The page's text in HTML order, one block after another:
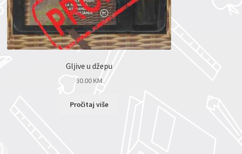
Gljive u džepu
30.00KM
Pročitaj više